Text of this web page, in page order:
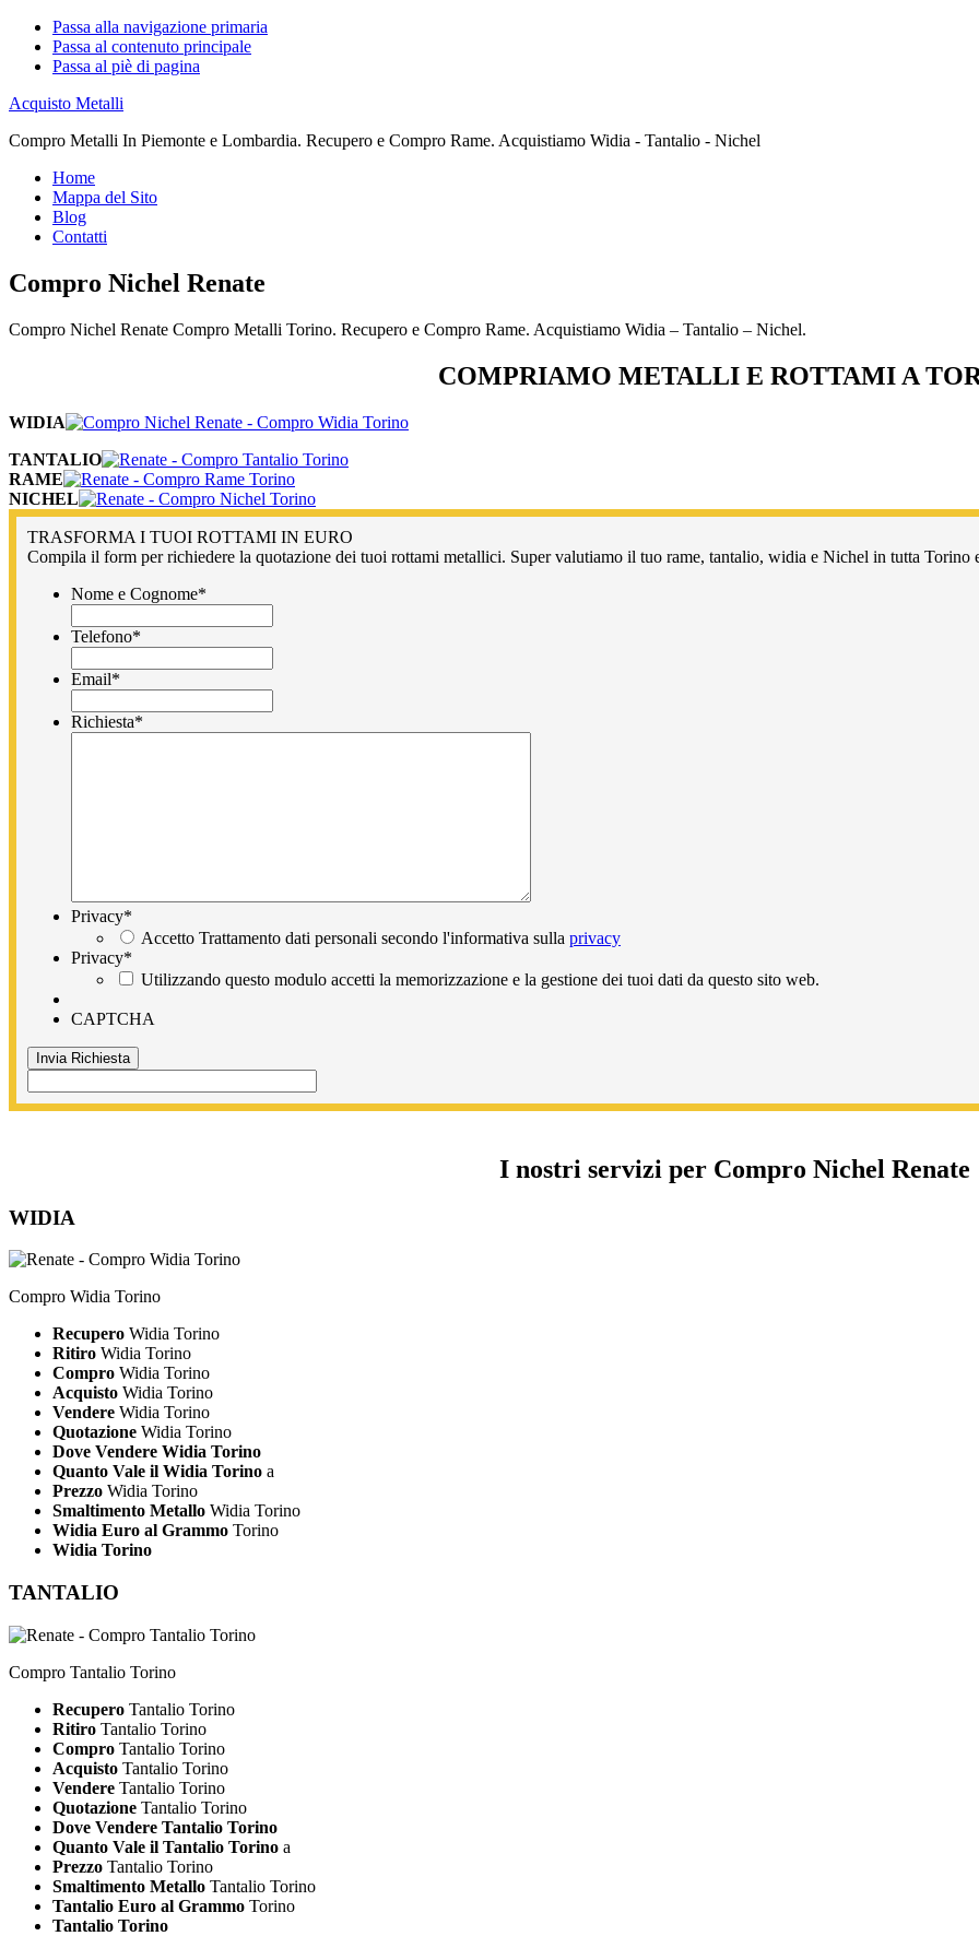
Passa alla navigazione primaria
Passa al contenuto principale
Passa al piè di pagina
Acquisto Metalli
Compro Metalli In Piemonte e Lombardia. Recupero e Compro Rame. Acquistiamo Widia - Tantalio - Nichel
Home
Mappa del Sito
Blog
Contatti
Compro Nichel Renate
Compro Nichel Renate Compro Metalli Torino. Recupero e Compro Rame. Acquistiamo Widia – Tantalio – Nichel.
COMPRIAMO METALLI E ROTTAMI A
WIDIA
TANTALIO
RAME
NICHEL
TRASFORMA I TUOI ROTTAMI IN EURO
Compila il form per richiedere la quotazione dei tuoi rottami metallici. Super valutiamo il tuo rame, tantalio, widia e Nichel in tutta Torino
Nome e Cognome*
Telefono*
Email*
Richiesta*
Privacy*
Accetto Trattamento dati personali secondo l'informativa sulla privacy
Privacy*
Utilizzando questo modulo accetti la memorizzazione e la gestione dei tuoi dati da questo sito web.
CAPTCHA
I nostri servizi per Compro Nichel Renate
WIDIA
Compro Widia Torino
Recupero Widia Torino
Ritiro Widia Torino
Compro Widia Torino
Acquisto Widia Torino
Vendere Widia Torino
Quotazione Widia Torino
Dove Vendere Widia Torino
Quanto Vale il Widia Torino a
Prezzo Widia Torino
Smaltimento Metallo Widia Torino
Widia Euro al Grammo Torino
Widia Torino
TANTALIO
Compro Tantalio Torino
Recupero Tantalio Torino
Ritiro Tantalio Torino
Compro Tantalio Torino
Acquisto Tantalio Torino
Vendere Tantalio Torino
Quotazione Tantalio Torino
Dove Vendere Tantalio Torino
Quanto Vale il Tantalio Torino a
Prezzo Tantalio Torino
Smaltimento Metallo Tantalio Torino
Tantalio Euro al Grammo Torino
Tantalio Torino